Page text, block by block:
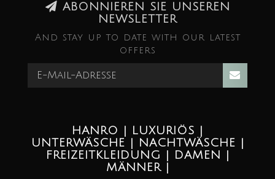
ABONNIEREN SIE UNSEREN
NEWSLETTER
And stay up to date with our latest
offers
HANRO | LUXURIÖS |
UNTERWÄSCHE | NACHTWÄSCHE |
FREIZEITKLEIDUNG | DAMEN |
MÄNNER |